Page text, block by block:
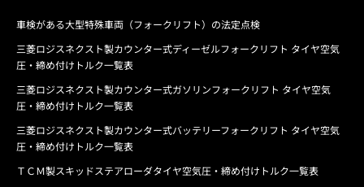
車検がある大型特殊車両（フォークリフト）の法定点検
三菱ロジスネクスト製カウンター式ディーゼルフォークリフト タイヤ空気
圧・締め付けトルク一覧表
三菱ロジスネクスト製カウンター式ガソリンフォークリフト タイヤ空気
圧・締め付けトルク一覧表
三菱ロジスネクスト製カウンター式バッテリーフォークリフト タイヤ空気
圧・締め付けトルク一覧表
ＴＣＭ製スキッドステアローダタイヤ空気圧・締め付けトルク一覧表